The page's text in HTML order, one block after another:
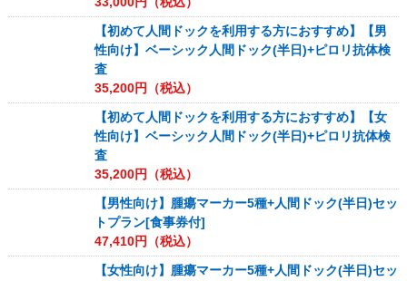
【初めて人間ドックを利用する方におすすめ】【男
性向け】ベーシック人間ドック(半日)+ピロリ抗体検
査
35,200円（税込）
【初めて人間ドックを利用する方におすすめ】【女
性向け】ベーシック人間ドック(半日)+ピロリ抗体検
査
35,200円（税込）
【男性向け】腫瘍マーカー5種+人間ドック(半日)セッ
トプラン[食事券付]
47,410円（税込）
【女性向け】腫瘍マーカー5種+人間ドック(半日)セッ